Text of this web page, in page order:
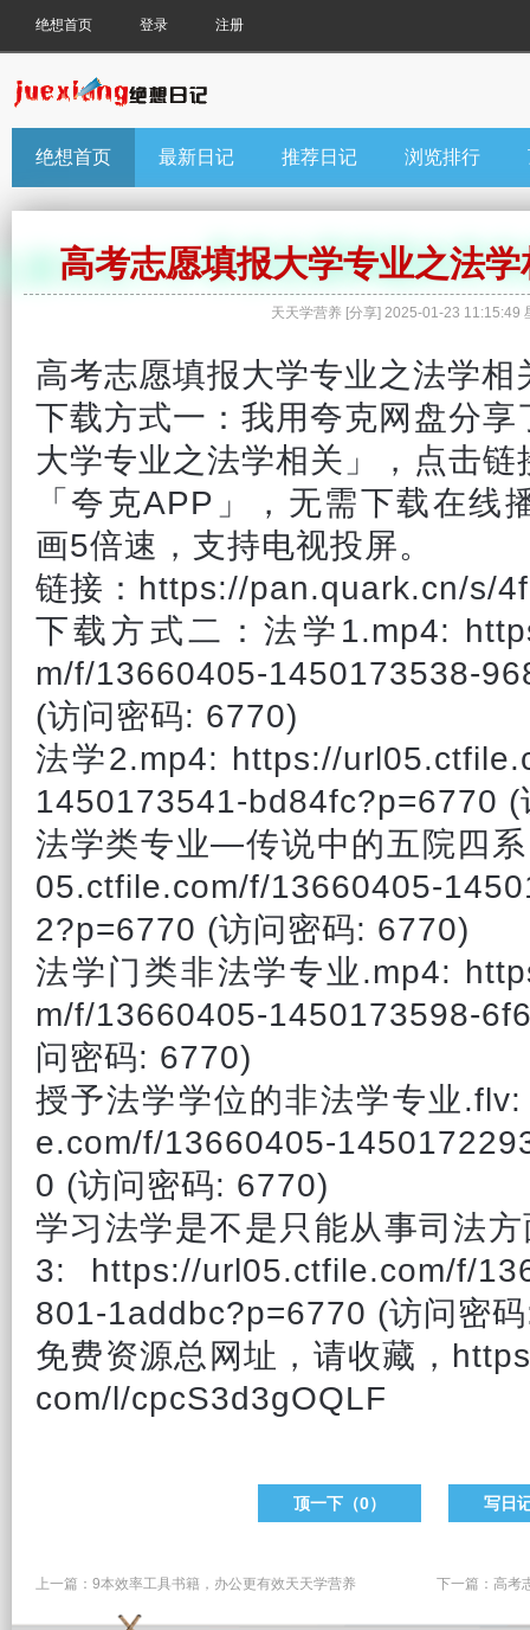
绝想首页 登录 注册
绝想首页 最新日记 推荐日记 浏览排行
高考志愿填报大学专业之法
天天学营养 [分享] 2025-01-23 11:15:49
高考志愿填报大学专业之法学相
下载方式一：我用夸克网盘分享
大学专业之法学相关」，点击
「夸克APP」，无需下载在线
画5倍速，支持电视投屏。
链接：https://pan.quark.cn/s/
下载方式二：法学1.mp4:
m/f/13660405-1450173538-
(访问密码: 6770)
法学2.mp4: https://
1450173541-bd84fc?p=6770 (
法学类专业—传说中的五院四
05.ctfile.com/f/13660405-
2?p=6770 (访问密码: 6770)
法学门类非法学专业.mp4:
m/f/13660405-1450173598-
问密码: 6770)
授予法学学位的非法学专业
e.com/f/13660405-
0 (访问密码: 6770)
学习法学是不是只能从事司法
3: https://url05.ctfile.com/f/
801-1addbc?p=6770 (访问密
免费资源总网址，请收藏，
com/l/cpcS3d3gOQLF
顶一下（0） 写日
上一篇： 9本效率工具书籍，办公更有效天天学营养 下一篇： 高考